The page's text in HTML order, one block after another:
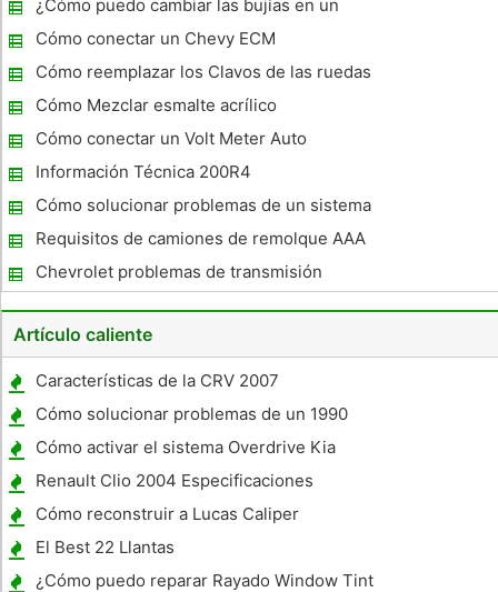
¿Cómo puedo cambiar las bujías en un
Nissan Maxima 2005?
Cómo conectar un Chevy ECM
Cómo reemplazar los Clavos de las ruedas
traseras en un Jeep
Cómo Mezclar esmalte acrílico
Cómo conectar un Volt Meter Auto
Información Técnica 200R4
Cómo solucionar problemas de un sistema
de alarma Taurus Ford
Requisitos de camiones de remolque AAA
Chevrolet problemas de transmisión
Artículo caliente
Características de la CRV 2007
Cómo solucionar problemas de un 1990
Pontiac
Cómo activar el sistema Overdrive Kia
Sedona On
Renault Clio 2004 Especificaciones
Cómo reconstruir a Lucas Caliper
El Best 22 Llantas
¿Cómo puedo reparar Rayado Window Tint